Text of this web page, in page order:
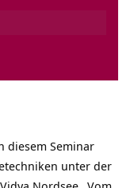
diesem Seminar
unter der